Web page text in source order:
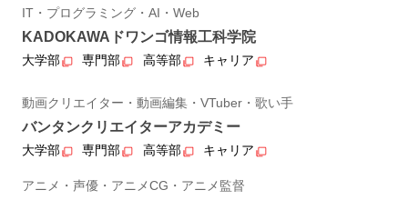
IT・プログラミング・AI・Web
KADOKAWAドワンゴ情報工科学院
大学部 専門部 高等部 キャリア
動画クリエイター・動画編集・VTuber・歌い手
バンタンクリエイターアカデミー
大学部 専門部 高等部 キャリア
アニメ・声優・アニメCG・アニメ監督